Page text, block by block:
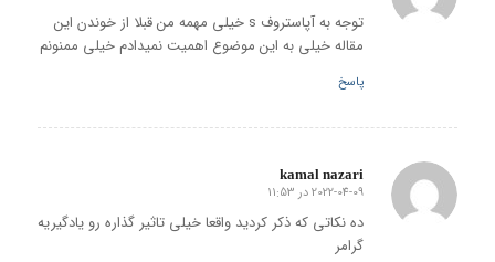
توجه به آپاستروف s خیلی مهمه من قبلا از خوندن این
مقاله خیلی به این موضوع اهمیت نمیدادم خیلی ممنونم
پاسخ
kamal nazari
گفته:
2022-04-09 در 11:53
ده نکاتی که ذکر کردید واقعا خیلی تاثیر گذاره رو یادگیریه
گرامر